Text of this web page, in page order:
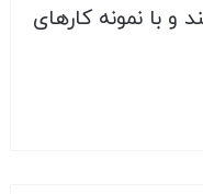
با نمونه کارهای